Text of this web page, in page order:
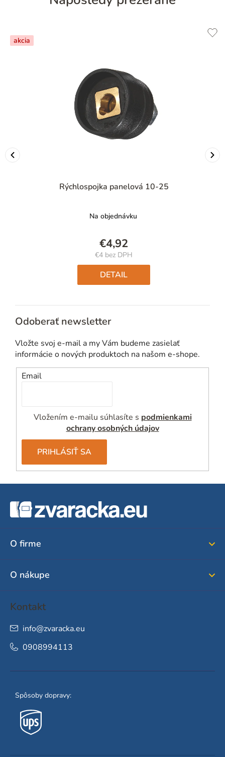
akcia
Rýchlospojka panelová 10-25
Na objednávku
€4,92
€4 bez DPH
Jednotková
cena:
DETAIL
Odoberať newsletter
Vložte svoj e-mail a my Vám budeme zasielať
informácie o nových produktoch na našom e-shope.
Email
Vložením e-mailu súhlasíte s podmienkami
ochrany osobných údajov
PRIHLÁSIŤ SA
O firme
O nákupe
Kontakt
info@zvaracka.eu
0908994113
Spôsoby dopravy: